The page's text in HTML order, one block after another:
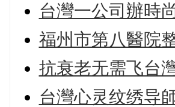
台灣一公司辦時
福州市第八醫院
抗衰老无需飞台
台灣心灵纹绣导